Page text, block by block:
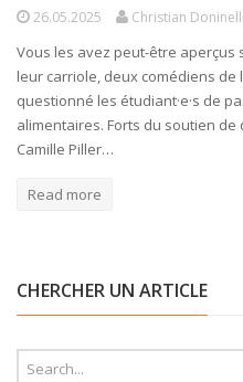
26.05.2025 Christian Doninelli
Vous les avez peut-être aperçus
leur carriole, deux comédiens de
questionné les étudiant·e·s de
alimentaires. Forts du soutien de
Camille Piller…
Read more
CHERCHER UN ARTICLE